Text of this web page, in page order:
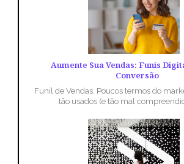
Aumente Sua Vendas: Funis
Conversão
Funil de Vendas. Poucos termos do
tão usados (e tão mal